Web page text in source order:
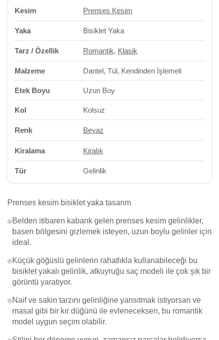
Kesim Prenses Kesim
Yaka Bisiklet Yaka
Tarz / Özellik Romantik, Klasik
Malzeme Dantel, Tül, Kendinden İşlemeli
Etek Boyu Uzun Boy
Kol Kolsuz
Renk Beyaz
Kiralama Kiralık
Tür Gelinlik
Prenses kesim bisiklet yaka tasarım
Belden itibaren kabarık gelen prenses kesim gelinlikler,
basen bölgesini gizlemek isteyen, uzun boylu gelinler için
ideal.
Küçük göğüslü gelinlerin rahatlıkla kullanabileceği bu
bisiklet yakalı gelinlik, atkuyruğu saç modeli ile çok şık bir
görüntü yaratıyor.
Naif ve sakin tarzını gelinliğine yansıtmak istiyorsan ve
masal gibi bir kır düğünü ile evleneceksen, bu romantik
model uygun seçim olabilir.